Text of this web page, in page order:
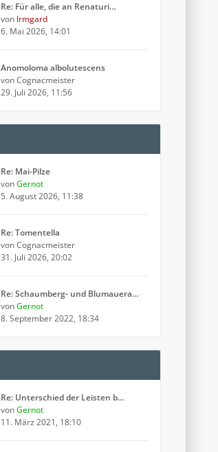
Re: Für alle, die an Renaturi…
von Irmgard
6. Mai 2026, 14:01
Anomoloma albolutescens
vonCognacmeister
29. Juli 2026, 11:56
Re: Mai-Pilze
vonGernot
5. August 2026, 11:38
Re: Tomentella
vonCognacmeister
31. Juli 2026, 20:02
Re: Schaumberg- und Blumauera…
vonGernot
8. September 2022, 18:34
Re: Unterschied der Leisten b…
vonGernot
11. März 2021, 18:10